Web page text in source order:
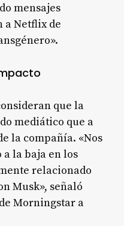
mensajes
a Netflix de
que la
mediático que a
la compañía. «Nos
la baja en los
relacionado
Musk», señaló
Morningstar a